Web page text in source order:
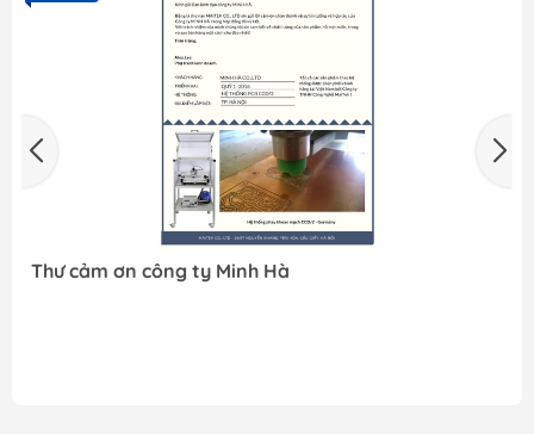
Thư cảm ơn công ty Minh Hà